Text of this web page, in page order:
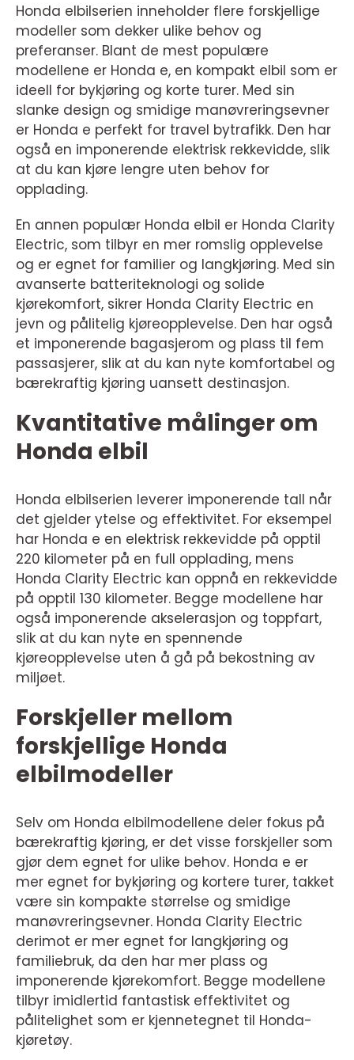
Honda elbilserien inneholder flere forskjellige
modeller som dekker ulike behov og
preferanser. Blant de mest populære
modellene er Honda e, en kompakt elbil som er
ideell for bykjøring og korte turer. Med sin
slanke design og smidige manøvreringsevner
er Honda e perfekt for travel bytrafikk. Den har
også en imponerende elektrisk rekkevidde, slik
at du kan kjøre lengre uten behov for
opplading.
En annen populær Honda elbil er Honda Clarity
Electric, som tilbyr en mer romslig opplevelse
og er egnet for familier og langkjøring. Med sin
avanserte batteriteknologi og solide
kjørekomfort, sikrer Honda Clarity Electric en
jevn og pålitelig kjøreopplevelse. Den har også
et imponerende bagasjerom og plass til fem
passasjerer, slik at du kan nyte komfortabel og
bærekraftig kjøring uansett destinasjon.
Kvantitative målinger om
Honda elbil
Honda elbilserien leverer imponerende tall når
det gjelder ytelse og effektivitet. For eksempel
har Honda e en elektrisk rekkevidde på opptil
220 kilometer på en full opplading, mens
Honda Clarity Electric kan oppnå en rekkevidde
på opptil 130 kilometer. Begge modellene har
også imponerende akselerasjon og toppfart,
slik at du kan nyte en spennende
kjøreopplevelse uten å gå på bekostning av
miljøet.
Forskjeller mellom
forskjellige Honda
elbilmodeller
Selv om Honda elbilmodellene deler fokus på
bærekraftig kjøring, er det visse forskjeller som
gjør dem egnet for ulike behov. Honda e er
mer egnet for bykjøring og kortere turer, takket
være sin kompakte størrelse og smidige
manøvreringsevner. Honda Clarity Electric
derimot er mer egnet for langkjøring og
familiebruk, da den har mer plass og
imponerende kjørekomfort. Begge modellene
tilbyr imidlertid fantastisk effektivitet og
pålitelighet som er kjennetegnet til Honda-
kjøretøy.